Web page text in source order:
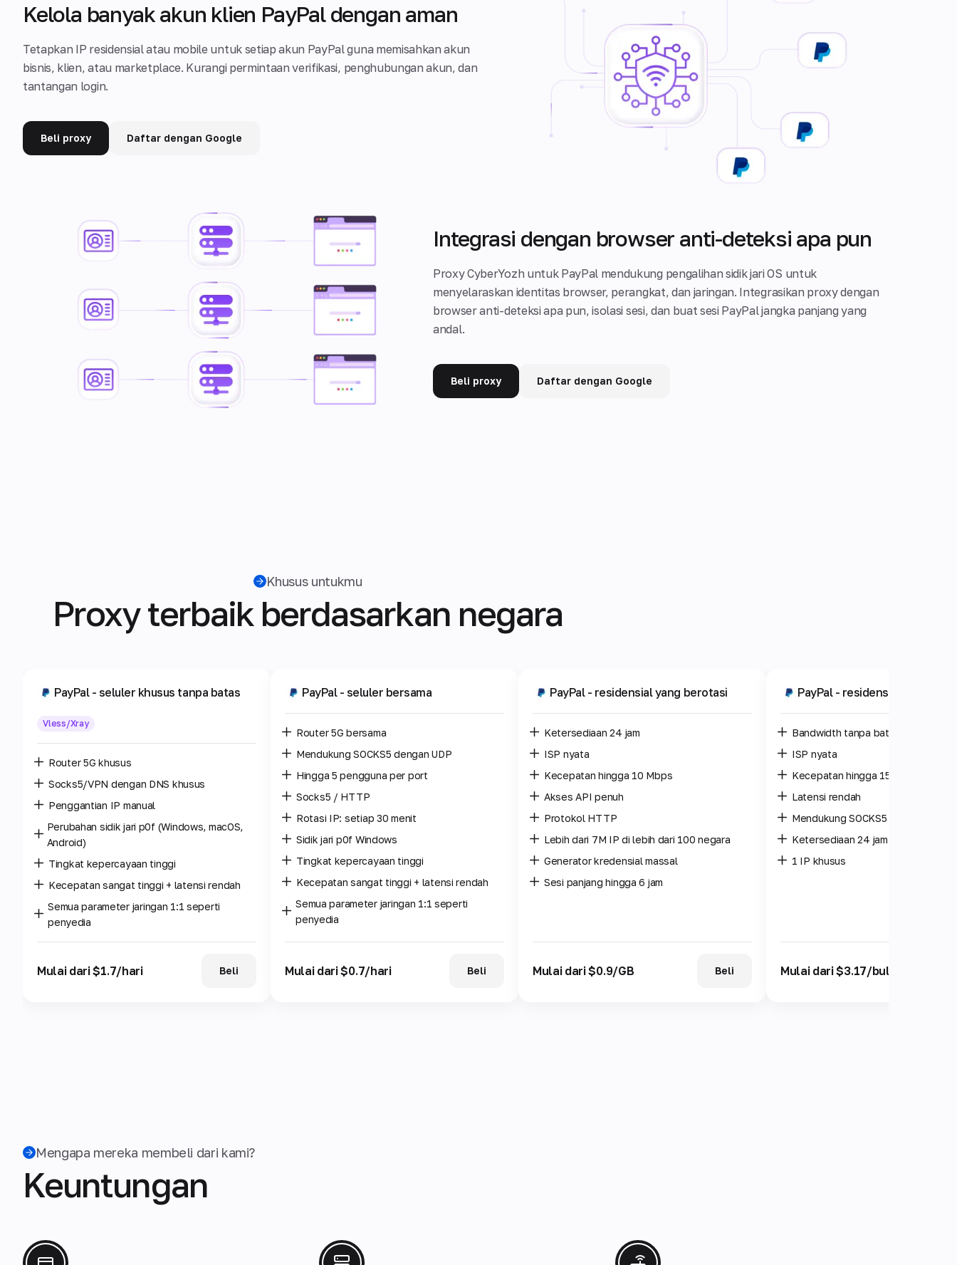
Kelola banyak akun klien PayPal dengan aman
Tetapkan IP residensial atau mobile untuk setiap akun PayPal guna memisahkan akun
bisnis, klien, atau marketplace. Kurangi permintaan verifikasi, penghubungan akun, dan
tantangan login.
Beli proxy Daftar dengan Google
Integrasi dengan browser anti-deteksi apa pun
Proxy CyberYozh untuk PayPal mendukung pengalihan sidik jari OS untuk
menyelaraskan identitas browser, perangkat, dan jaringan. Integrasikan proxy dengan
browser anti-deteksi apa pun, isolasi sesi, dan buat sesi PayPal jangka panjang yang
andal.
Beli proxy Daftar dengan Google
Khusus untukmu
Proxy terbaik berdasarkan negara
PayPal - seluler khusus tanpa batas
Vless/Xray
Router 5G khusus
Socks5/VPN dengan DNS khusus
Penggantian IP manual
Perubahan sidik jari p0f (Windows, macOS,
Android)
Tingkat kepercayaan tinggi
Kecepatan sangat tinggi + latensi rendah
Semua parameter jaringan 1:1 seperti
penyedia
Mulai dari $1.7/hari Beli
PayPal - seluler bersama
Router 5G bersama
Mendukung SOCKS5 dengan UDP
Hingga 5 pengguna per port
Socks5 / HTTP
Rotasi IP: setiap 30 menit
Sidik jari p0f Windows
Tingkat kepercayaan tinggi
Kecepatan sangat tinggi + latensi rendah
Semua parameter jaringan 1:1 seperti
penyedia
Mulai dari $0.7/hari Beli
PayPal - residensial yang berotasi
Ketersediaan 24 jam
ISP nyata
Kecepatan hingga 10 Mbps
Akses API penuh
Protokol HTTP
Lebih dari 7M IP di lebih dari 100 negara
Generator kredensial massal
Sesi panjang hingga 6 jam
Mulai dari $0.9/GB Beli
PayPal - residensial pribadi
Bandwidth tanpa batas
ISP nyata
Kecepatan hingga 150 Mbps
Latensi rendah
Mendukung SOCKS5 dengan UDP
Ketersediaan 24 jam
1 IP khusus
Mulai dari $3.17/bulan
Mengapa mereka membeli dari kami?
Keuntungan